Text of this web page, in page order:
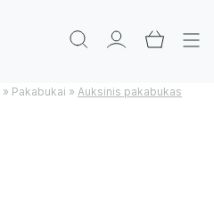
» Pakabukai » Auksinis pakabukas